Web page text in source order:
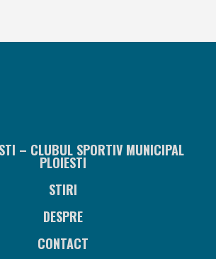
– CLUBUL SPORTIV MUNICIPAL
PLOIESTI
STIRI
DESPRE
CONTACT